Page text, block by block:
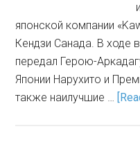
японской компании
Кендзи Санада. В ходе
передал Герою-
Японии Нарухито и
также наилучшие …